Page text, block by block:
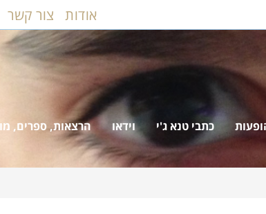
אודות צור קשר
כתבי טנא ג'י וידאו הרצאות, ספרים,